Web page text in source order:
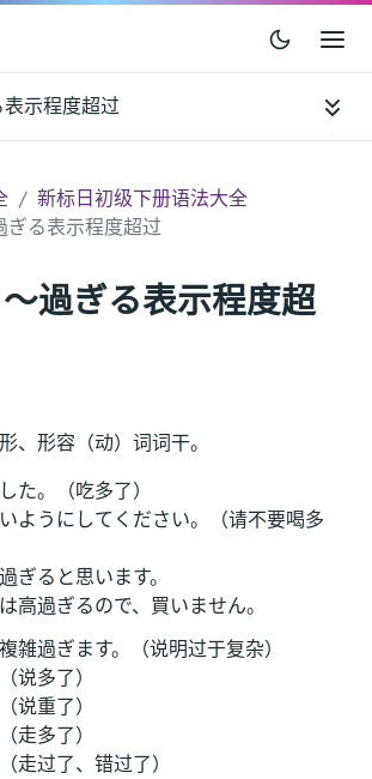
表示程度超过
新标日初级下册语法大全
ぎる表示程度超过
～過ぎる表示程度超
、形容（动）词词干。
た。（吃多了）
ようにしてください。（请不要喝多
ぎると思います。
高過ぎるので、買いません。
雑過ぎます。（说明过于复杂）
说多了）
说重了）
走多了）
走过了、错过了）